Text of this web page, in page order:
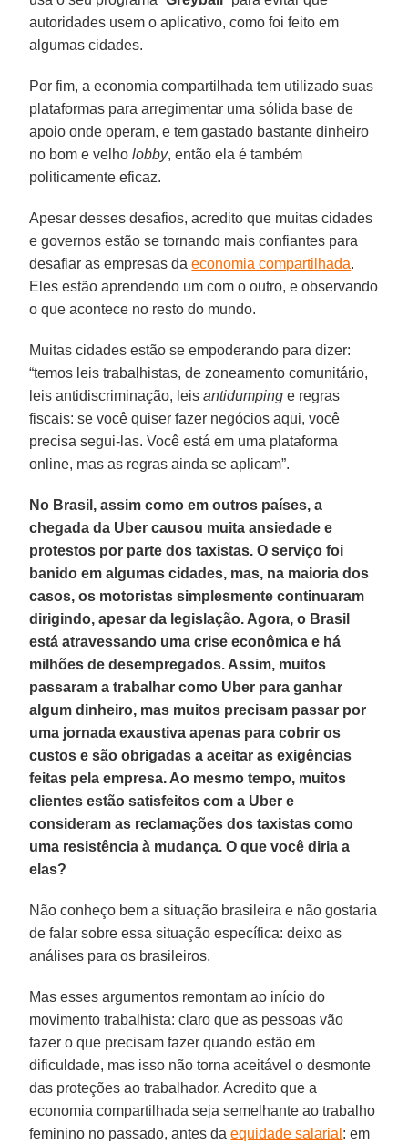
autoridades usem o aplicativo, como foi feito em
algumas cidades.
Por fim, a economia compartilhada tem utilizado suas
plataformas para arregimentar uma sólida base de
apoio onde operam, e tem gastado bastante dinheiro
no bom e velholobby, então ela é também
politicamente eficaz.
Apesar desses desafios, acredito que muitas cidades
e governos estão se tornando mais confiantes para
desafiar as empresas daeconomia compartilhada.
Eles estão aprendendo um com o outro, e observando
o que acontece no resto do mundo.
Muitas cidades estão se empoderando para dizer:
“temos leis trabalhistas, de zoneamento comunitário,
leis antidiscriminação, leisantidumping e regras
fiscais: se você quiser fazer negócios aqui, você
precisa segui-las. Você está em uma plataforma
online, mas as regras ainda se aplicam”.
No Brasil, assim como em outros países, a
chegada da Uber causou muita ansiedade e
protestos por parte dos taxistas. O serviço foi
banido em algumas cidades, mas, na maioria dos
casos, os motoristas simplesmente continuaram
dirigindo, apesar da legislação. Agora, o Brasil
está atravessando uma crise econômica e há
milhões de desempregados. Assim, muitos
passaram a trabalhar como Uber para ganhar
algum dinheiro, mas muitos precisam passar por
uma jornada exaustiva apenas para cobrir os
custos e são obrigadas a aceitar as exigências
feitas pela empresa. Ao mesmo tempo, muitos
clientes estão satisfeitos com a Uber e
consideram as reclamações dos taxistas como
uma resistência à mudança. O que você diria a
elas?
Não conheço bem a situação brasileira e não gostaria
de falar sobre essa situação específica: deixo as
análises para os brasileiros.
Mas esses argumentos remontam ao início do
movimento trabalhista: claro que as pessoas vão
fazer o que precisam fazer quando estão em
dificuldade, mas isso não torna aceitável o desmonte
das proteções ao trabalhador. Acredito que a
economia compartilhada seja semelhante ao trabalho
feminino no passado, antes daequidade salarial : em